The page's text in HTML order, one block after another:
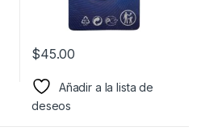
$45.00
Añadir a la lista de
deseos